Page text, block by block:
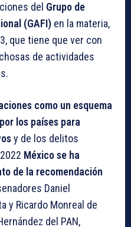
del Grupo de
(GAFI) en la materia,
que tiene que ver con
de actividades
como un esquema
los países para
y de los delitos
Méxicose ha
de la recomendación
Daniel
y Ricardo Monreal de
del PAN,